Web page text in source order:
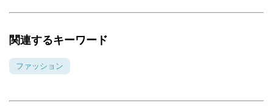
関連するキーワード
ファッション